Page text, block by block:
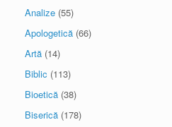
Analize (55)
Apologetică (66)
Artă (14)
Biblic (113)
Bioetică (38)
Biserică (178)